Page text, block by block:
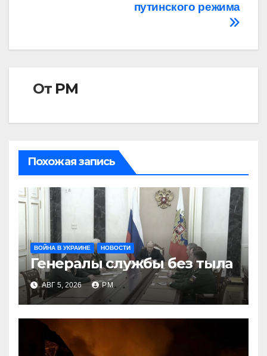
путинского режима
От РМ
Похожая запись
ВОЙНА В УКРАИНЕ НОВОСТИ
Генералы службы без тыла
АВГ 5, 2026 РМ